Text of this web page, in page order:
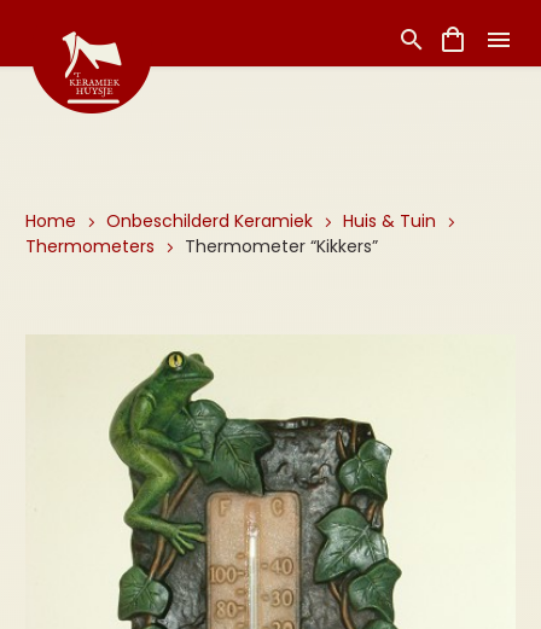
Home Onbeschilderd Keramiek
Huis & Tuin
Thermometers
Thermometer “Kikkers”